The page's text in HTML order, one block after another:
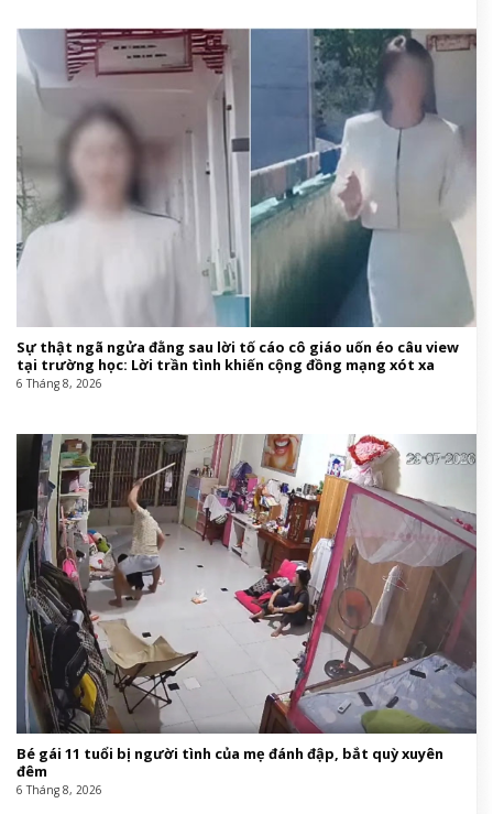
Sự thật ngã ngửa đằng sau lời tố cáo cô giáo uốn éo câu view
tại trường học: Lời trần tình khiến cộng đồng mạng xót xa
6 Tháng 8, 2026
Bé gái 11 tuổi bị người tình của mẹ đánh đập, bắt quỳ xuyên
đêm
6 Tháng 8, 2026